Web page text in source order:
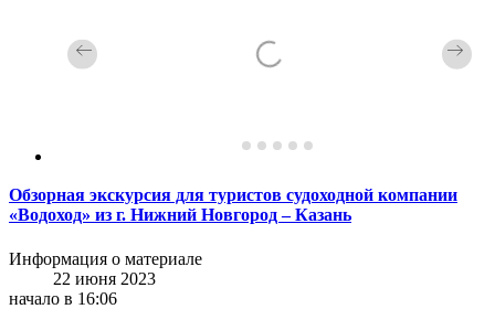
Обзорная экскурсия для туристов судоходной компании
«Водоход» из г. Нижний Новгород – Казань
Информация о материале
22 июня 2023
начало в 16:06